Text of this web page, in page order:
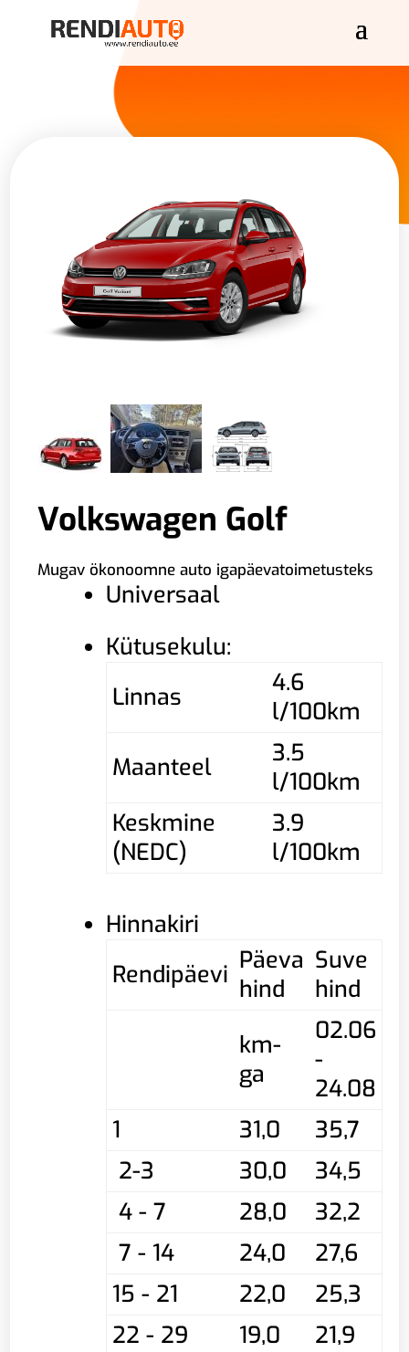
Volkswagen Golf
Mugav ökonoomne auto igapäevatoimetusteks
Universaal
Kütusekulu:
Linnas
4.6
l/100km
Maanteel
3.5
l/100km
Keskmine
(NEDC)
3.9
l/100km
Hinnakiri
Rendipäevi Päeva
hind
Suve
hind
km-
ga
02.06
-
24.08
1
31,0
35,7
2-3
30,0
34,5
4 - 7
28,0
32,2
7 - 14
24,0
27,6
15 - 21
22,0
25,3
22 - 29
19,0
21,9